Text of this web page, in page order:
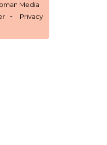
Media
Privacy